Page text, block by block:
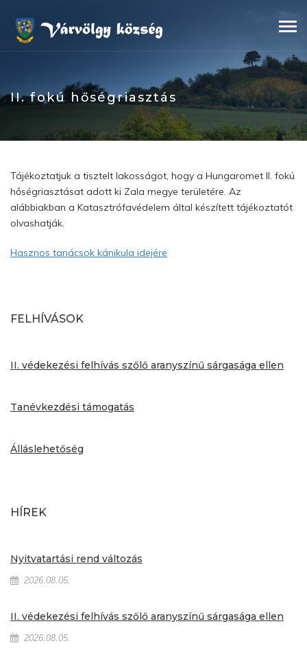
content
II. fokú hőségriasztás
Tájékoztatjuk a tisztelt lakosságot, hogy a Hungaromet II. fokú
hőségriasztásat adott ki Zala megye területére. Az
alábbiakban a Katasztrófavédelem által készített tájékoztatót
olvashatják.
Hasznos tanácsok kánikula idejére
FELHÍVÁSOK
II. védekezési felhívás szőlő aranyszínű sárgasága ellen
Tanévkezdési támogatás
Álláslehetőség
HÍREK
Nyitvatartási rend változás
2026.08.05.
II. védekezési felhívás szőlő aranyszínű sárgasága ellen
2026.08.05.